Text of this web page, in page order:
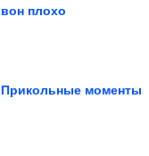
вон плохо
Прикольные моменты